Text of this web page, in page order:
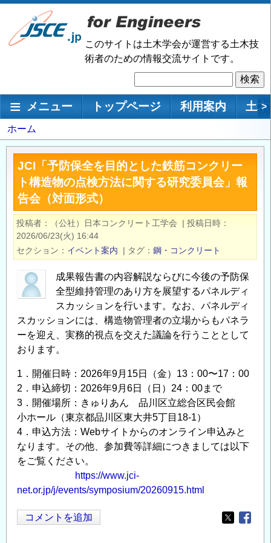
メ
ン
移
このサイトは土木学会が運営する土木技
術者のための情報交流サイトです。
索
メインナビゲーション
メニュー トップページ 利用案内 土 >
パ
ン
ホーム
JCI「予防保全を目的とした鉄筋コンクリー
ト構造物の点検方法に関する研究委員会」報
告会（対面形式）
投稿者 （公社）日本コンクリート工学会 | 投稿日時
2026/06/23(火) 16:44
セクション
イベント案内 | タグ 鋼・コンクリート
成果報告書の内容解説ならびに今後の予防保
全型維持管理のあり方を展望するパネルディ
スカッションを行います。なお、パネルディ
スカッションには、構造物管理者の立場からもパネラ
ーを迎え、実務的視点を交えた議論を行うこととして
おります。
1．開催日時：2026年9月15日（金）13：00〜17：00
2．申込締切：2026年9月6日（日）24：00まで
3．開催場所：きゅりあん 品川区立総合区民会館
小ホール（東京都品川区東大井5丁目18-1）
4．申込方法：Webサイトからのオンライン申込みと
なります。その他、参加費等詳細につきましては以下
をご覧ください。
https://www.jci-
net.or.jp/j/events/symposium/20260915.html
コメントを追加
Opens in